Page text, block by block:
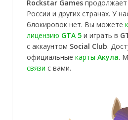
Rockstar Games
России и других странах. У
блокировок нет. Вы можете
лицензию GTA 5 и играть в
с аккаунтом Social Club.
официальные карты Акула.
связи с вами.